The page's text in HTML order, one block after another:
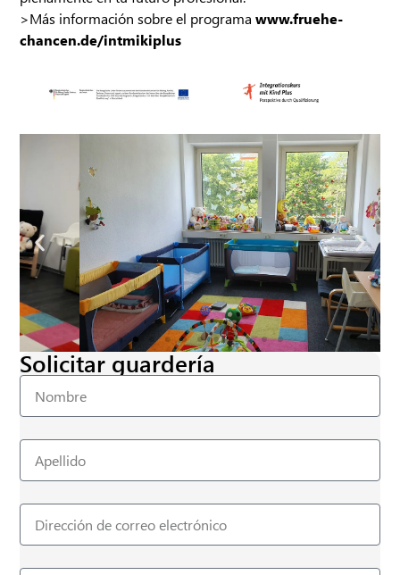
>Más información sobre el programawww.fruehe-
chancen.de/intmikiplus
Solicitar guardería